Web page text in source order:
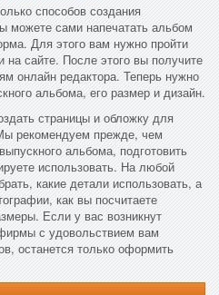
способов создания
можете сами напечатать альбом
Для этого вам нужно пройти
на сайте. После этого вы получите
онлайн редактора. Теперь нужно
альбома, его размер и дизайн.
страницы и обложку для
рекомендуем прежде, чем
альбома, подготовить
использовать. На любой
какие детали использовать, а
как вы посчитаете
Если у вас возникнут
с удовольствием вам
останется только оформить